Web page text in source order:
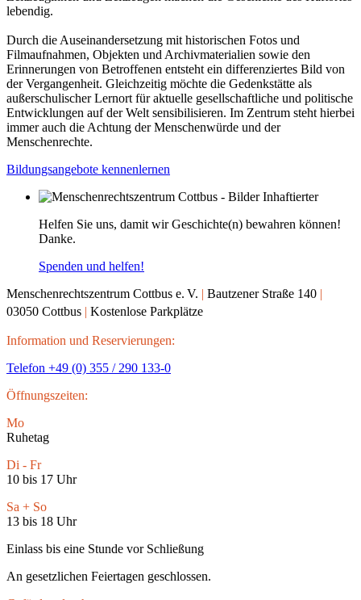
lebendig.
Durch die Auseinandersetzung mit historischen Fotos und
Filmaufnahmen, Objekten und Archivmaterialien sowie den
Erinnerungen von Betroffenen entsteht ein differenziertes Bild von
der Vergangenheit. Gleichzeitig möchte die Gedenkstätte als
außerschulischer Lernort für aktuelle gesellschaftliche und politische
Entwicklungen auf der Welt sensibilisieren. Im Zentrum steht hierbei
immer auch die Achtung der Menschenwürde und der
Menschenrechte.
Bildungsangebote kennenlernen
Helfen Sie uns, damit wir Geschichte(n) bewahren können!
Danke.
Spenden und helfen!
Menschenrechtszentrum Cottbus e. V. | Bautzener Straße 140 |
03050 Cottbus | Kostenlose Parkplätze
Information und Reservierungen:
Telefon +49 (0) 355 / 290 133-0
Öffnungszeiten:
Mo
Ruhetag
Di - Fr
10 bis 17 Uhr
Sa + So
13 bis 18 Uhr
Einlass bis eine Stunde vor Schließung
An gesetzlichen Feiertagen geschlossen.